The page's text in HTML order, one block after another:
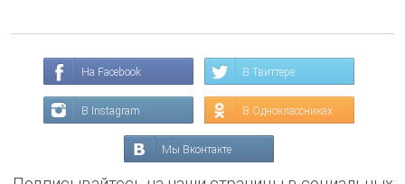
На Facebook В Твиттере
В Instagram В Одноклассниках
Мы Вконтакте